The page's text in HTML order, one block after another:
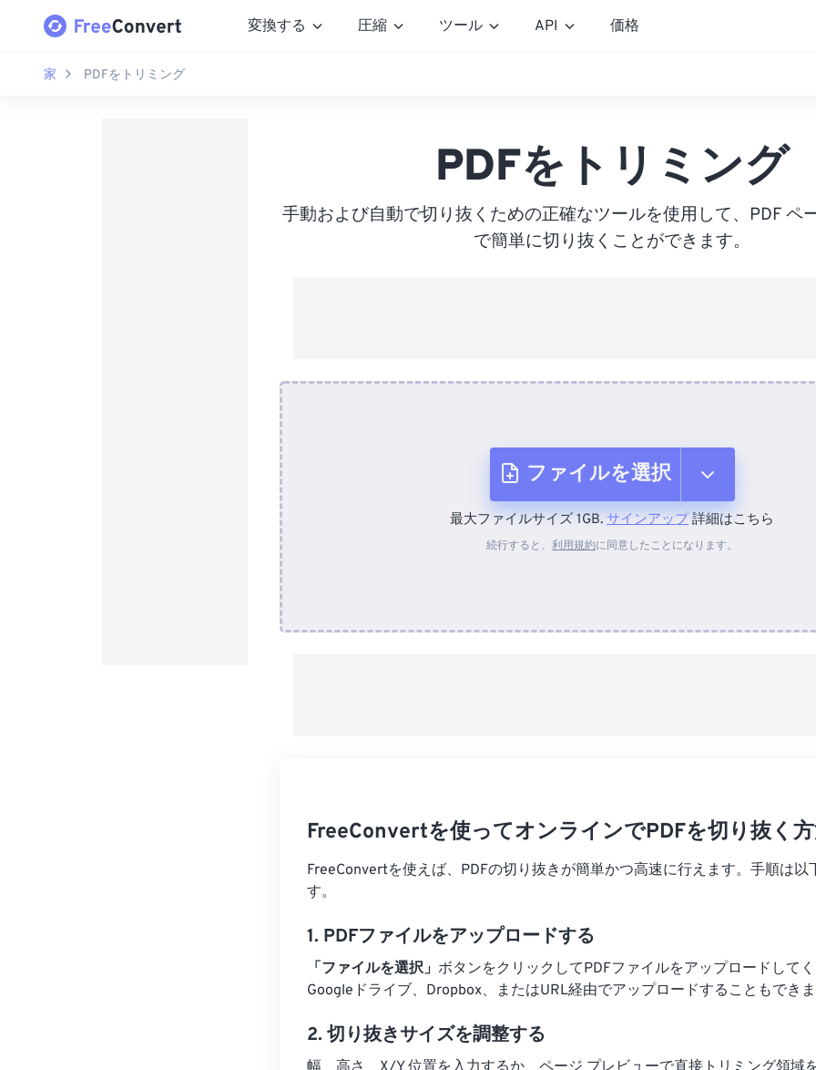
変換する 圧縮 ツール API 価格
家 PDFをトリミング
PDFをトリミング
手動および自動で切り抜くための正確なツールを使用して、PDF ペ
で簡単に切り抜くことができます。
ファイルを選択
デバイスから
最大ファイルサイズ 1GB. サインアップ詳細はこちら
続行すると、 利用規約に同意したことになります。
FreeConvertを使ってオンラインでPDFを切り抜く
FreeConvertを使えば、PDFの切り抜きが簡単かつ高速に行えます。手順は以
す。
1. PDFファイルをアップロードする
「ファイルを選択」 ボタンをクリックしてPDFファイルをアップロードしてく
Googleドライブ、Dropbox、またはURL経由でアップロードすることもできま
2. 切り抜きサイズを調整する